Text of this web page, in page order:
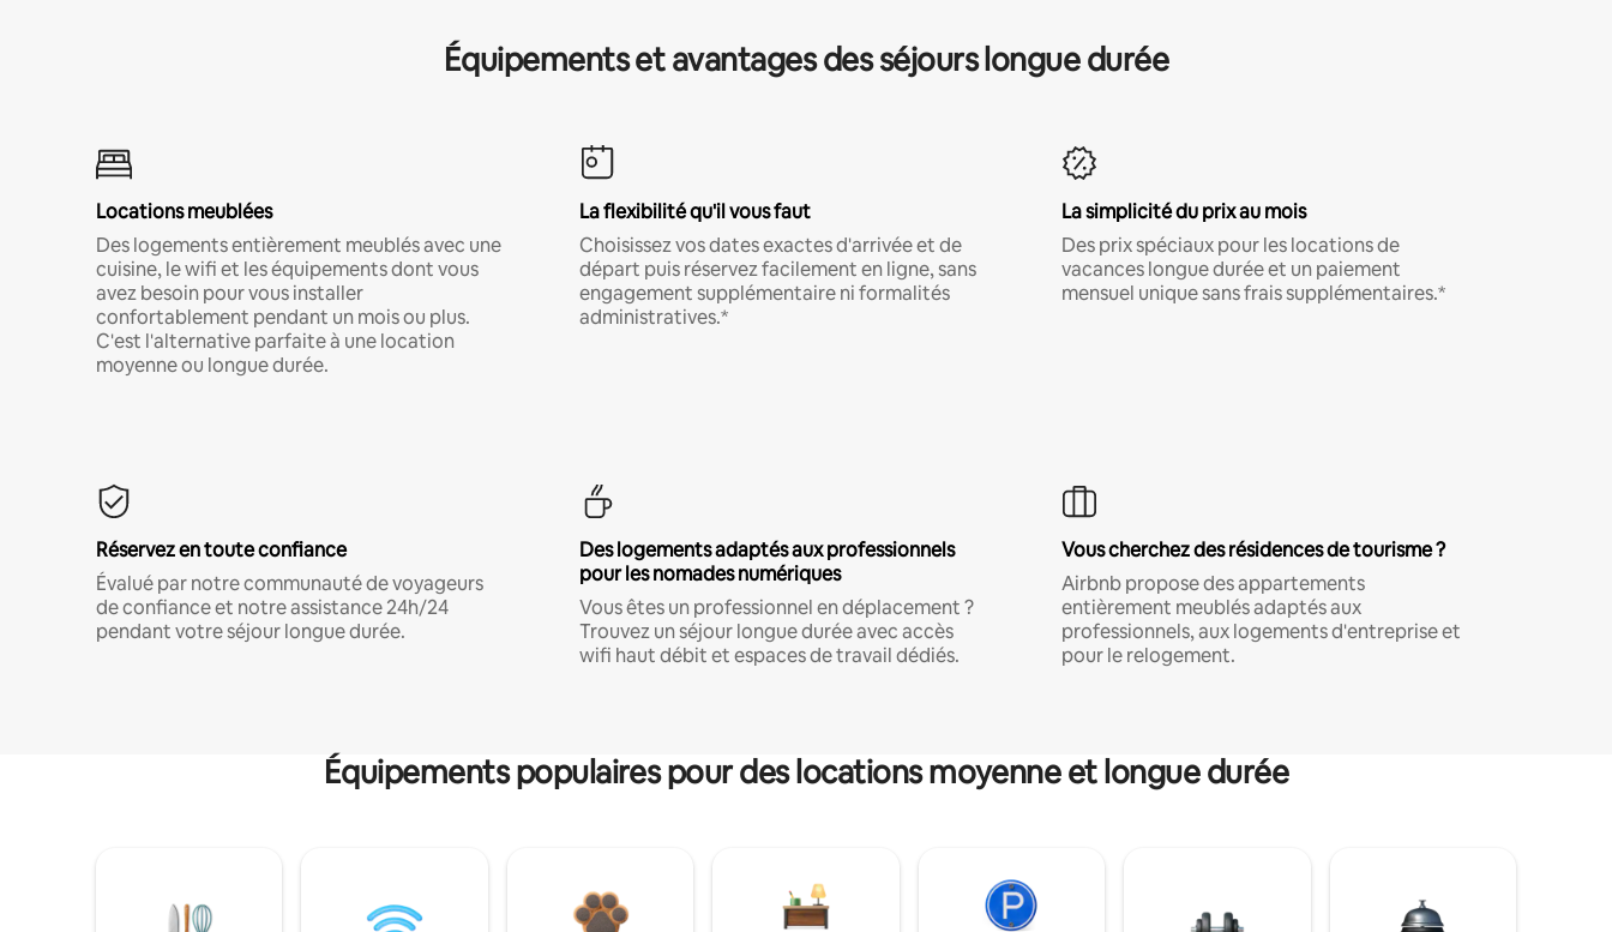
Équipements et avantages des séjours longue durée
Locations meublées
Des logements entièrement meublés avec une
cuisine, le wifi et les équipements dont vous
avez besoin pour vous installer
confortablement pendant un mois ou plus.
C'est l'alternative parfaite à une location
moyenne ou longue durée.
La flexibilité qu'il vous faut
Choisissez vos dates exactes d'arrivée et de
départ puis réservez facilement en ligne, sans
engagement supplémentaire ni formalités
administratives.*
La simplicité du prix au mois
Des prix spéciaux pour les locations de
vacances longue durée et un paiement
mensuel unique sans frais supplémentaires.*
Réservez en toute confiance
Évalué par notre communauté de voyageurs
de confiance et notre assistance 24h/24
pendant votre séjour longue durée.
Des logements adaptés aux professionnels
pour les nomades numériques
Vous êtes un professionnel en déplacement ?
Trouvez un séjour longue durée avec accès
wifi haut débit et espaces de travail dédiés.
Vous cherchez des résidences de tourisme ?
Airbnb propose des appartements
entièrement meublés adaptés aux
professionnels, aux logements d'entreprise et
pour le relogement.
Équipements populaires pour des locations moyenne et longue durée